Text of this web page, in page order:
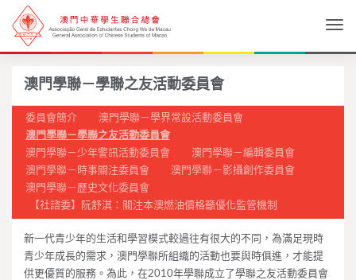
澳門學聯－學聯之友活動委員會
委員會簡介
澳門學聯－學界常設活動委員會
澳門學聯－學聯之友活動委員會
澳門學聯－少年警訊活動委員會
澳門學聯－編輯委員會
澳門學聯－時事關注委員會
澳門學聯－影攝創作委員會
澳門學聯－歷史文化委員會
【社諮委】阮舒淇：關注本澳燃油價格籲優化監管機制
新一代青少年的生活和學習模式較過往有很大的不同，為滿足現時
青少年成長的需求，澳門學聯所組織的活動也要與時俱進，才能提
供更優質的服務。為此，在2010年學聯成立了學聯之友活動委員會